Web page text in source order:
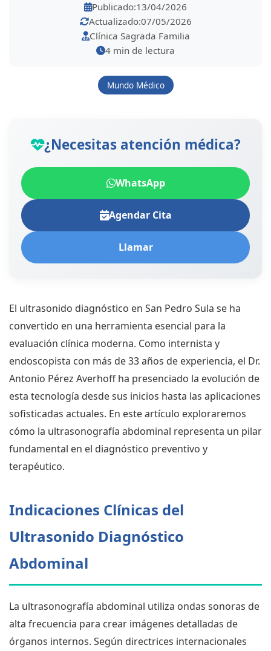
Publicado:13/04/2026
Actualizado:07/05/2026
Clínica Sagrada Familia
4 min de lectura
Mundo Médico
¿Necesitas atención médica?
WhatsApp
Agendar Cita
Llamar
El ultrasonido diagnóstico en San Pedro Sula se ha
convertido en una herramienta esencial para la
evaluación clínica moderna. Como internista y
endoscopista con más de 33 años de experiencia, el Dr.
Antonio Pérez Averhoff ha presenciado la evolución de
esta tecnología desde sus inicios hasta las aplicaciones
sofisticadas actuales. En este artículo exploraremos
cómo la ultrasonografía abdominal representa un pilar
fundamental en el diagnóstico preventivo y
terapéutico.
Indicaciones Clínicas del
Ultrasonido Diagnóstico
Abdominal
La ultrasonografía abdominal utiliza ondas sonoras de
alta frecuencia para crear imágenes detalladas de
órganos internos. Según directrices internacionales